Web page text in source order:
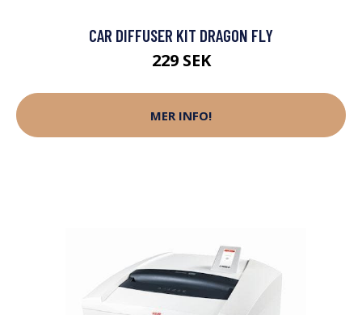
CAR DIFFUSER KIT DRAGON FLY
229 SEK
MER INFO!